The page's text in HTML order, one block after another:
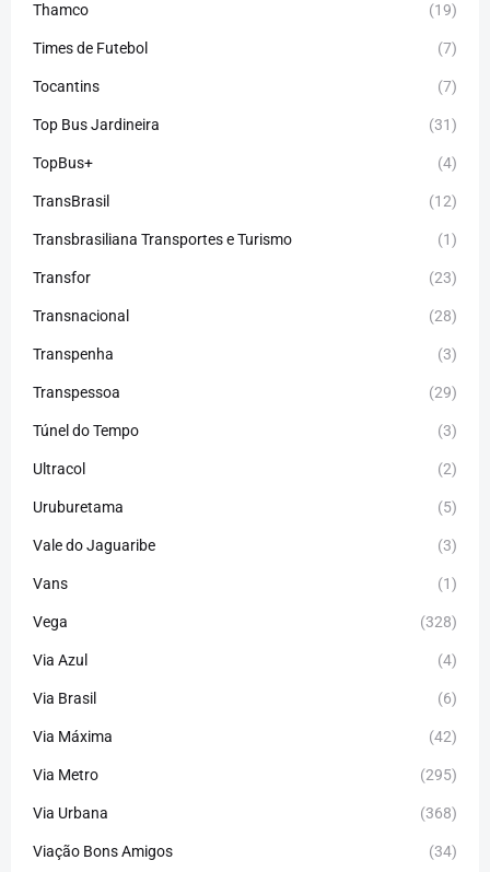
Thamco (19)
Times de Futebol (7)
Tocantins (7)
Top Bus Jardineira (31)
TopBus+ (4)
TransBrasil (12)
Transbrasiliana Transportes e Turismo (1)
Transfor (23)
Transnacional (28)
Transpenha (3)
Transpessoa (29)
Túnel do Tempo (3)
Ultracol (2)
Uruburetama (5)
Vale do Jaguaribe (3)
Vans (1)
Vega (328)
Via Azul (4)
Via Brasil (6)
Via Máxima (42)
Via Metro (295)
Via Urbana (368)
Viação Bons Amigos (34)